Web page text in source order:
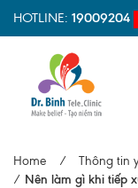
HOTLINE: 19009204
Home /
Thông tin
/ Nên làm gì khi tiếp